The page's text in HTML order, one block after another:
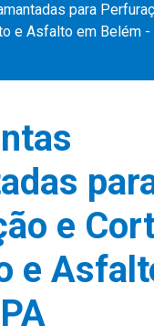
para
e Asfalto em Belém -
e
e